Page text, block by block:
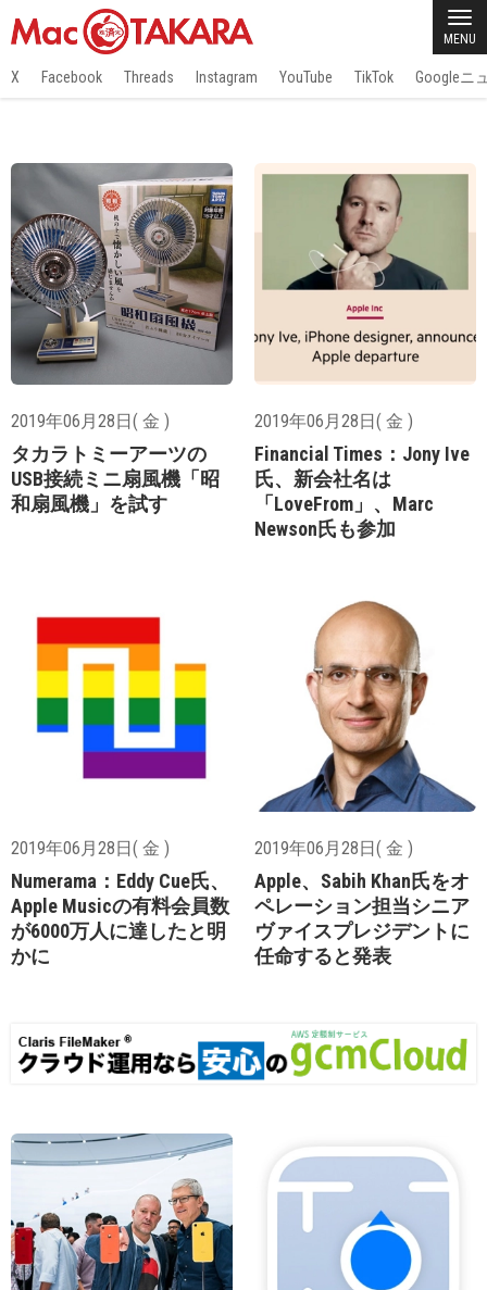
MENU
X Facebook Threads Instagram YouTube TikTok Googleニ
2019年06月28日( 金 )
タカラトミーアーツの
USB接続ミニ扇風機「昭
和扇風機」を試す
2019年06月28日( 金 )
Financial Times：Jony Ive
氏、新会社名は
「LoveFrom」、Marc
Newson氏も参加
2019年06月28日( 金 )
Numerama：Eddy Cue氏、
Apple Musicの有料会員数
が6000万人に達したと明
かに
2019年06月28日( 金 )
Apple、Sabih Khan氏をオ
ペレーション担当シニア
ヴァイスプレジデントに
任命すると発表